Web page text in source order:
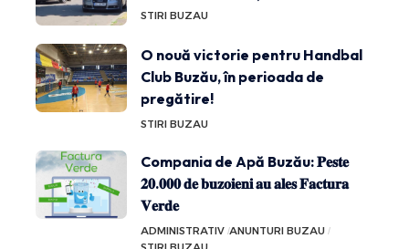
STIRI BUZAU
O nouă victorie pentru Handbal
Club Buzău, în perioada de
pregătire!
STIRI BUZAU
Compania de Apă Buzău: 𝐏𝐞𝐬𝐭𝐞
𝟐𝟎.𝟎𝟎𝟎 𝐝𝐞 𝐛𝐮𝐳𝐨𝐢𝐞𝐧𝐢 𝐚𝐮 𝐚𝐥𝐞𝐬 𝐅𝐚𝐜𝐭𝐮𝐫𝐚
𝐕𝐞𝐫𝐝𝐞
ADMINISTRATIV ANUNTURI BUZAU